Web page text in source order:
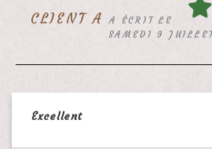
CLIENT A
A ÉCRIT LE
SAMEDI 9
Excellent